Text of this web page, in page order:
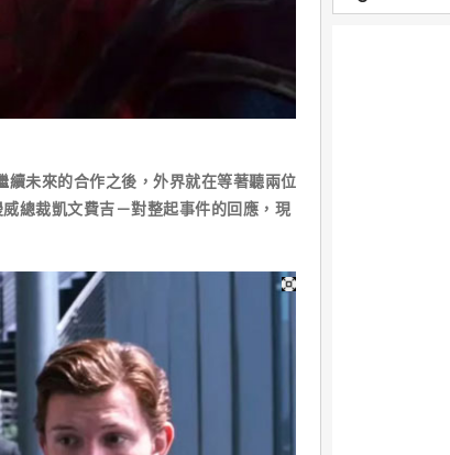
未來的合作之後，外界就在等著聽兩位
總裁凱文費吉－對整起事件的回應，現
子...